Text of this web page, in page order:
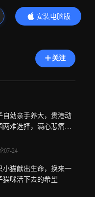
安装电脑版
内容更精彩
关注
自幼亲手养大，贵港动
两难选择，满心悲痛却
07-24
小猫献出生命，换来一
猫咪活下去的希望